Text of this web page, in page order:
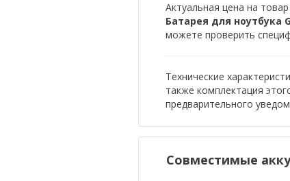
Актуальная цена на
Батарея для ноутбука
можете проверить
Технические
также комплектация
предварительного
Совместимые